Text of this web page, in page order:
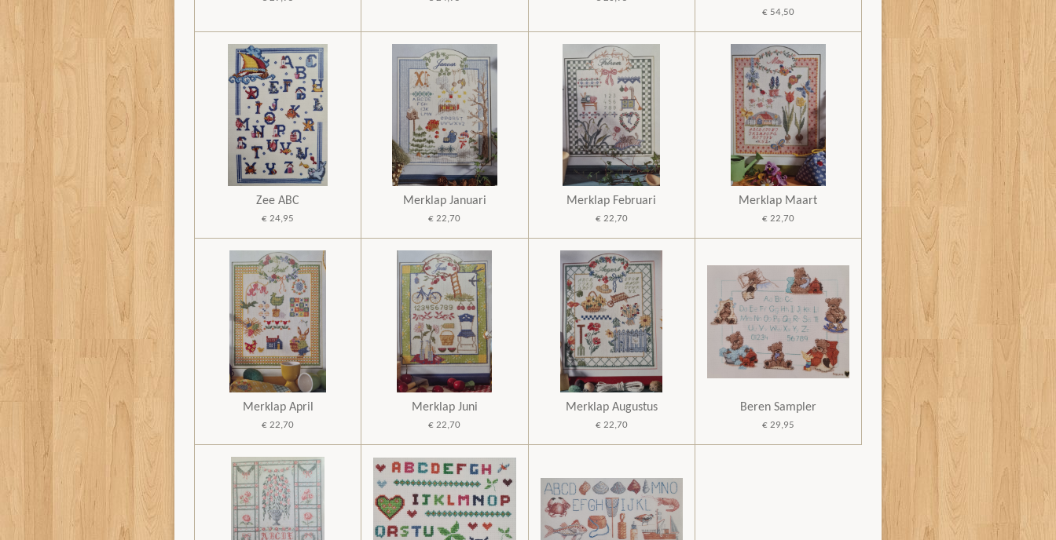
€ 54,50
Zee ABC
€ 24,95
Merklap Januari
€ 22,70
Merklap Februari
€ 22,70
Merklap Maart
€ 22,70
Merklap April
€ 22,70
Merklap Juni
€ 22,70
Merklap Augustus
€ 22,70
Beren Sampler
€ 29,95